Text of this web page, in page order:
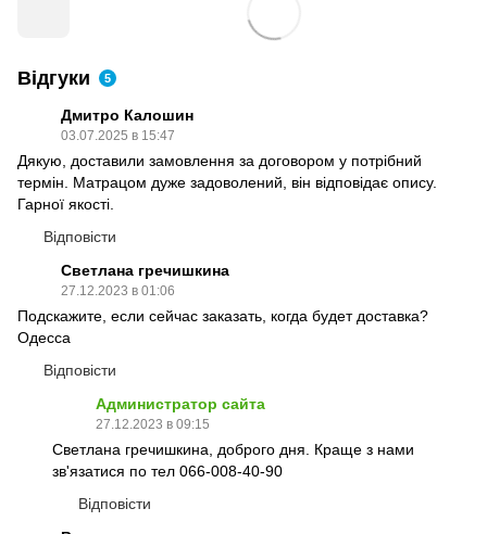
Відгуки 5
Дмитро Калошин
03.07.2025 в 15:47
Дякую, доставили замовлення за договором у потрібний
термін. Матрацом дуже задоволений, він відповідає опису.
Гарної якості.
Відповісти
Светлана гречишкина
27.12.2023 в 01:06
Подскажите, если сейчас заказать, когда будет доставка?
Одесса
Відповісти
Администратор сайта
27.12.2023 в 09:15
Светлана гречишкина, доброго дня. Краще з нами
зв'язатися по тел 066-008-40-90
Відповісти